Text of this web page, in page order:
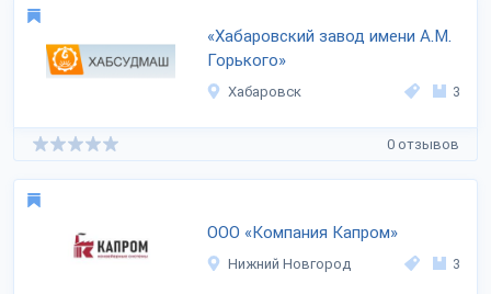
«Хабаровский завод имени А.М.
Горького»
Хабаровск 3
0 отзывов
ООО «Компания Капром»
Нижний Новгород 3